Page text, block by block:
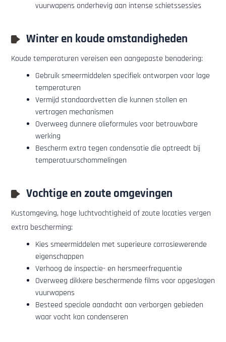
vuurwapens onderhevig aan intense schietssessies
Winter en koude omstandigheden
Koude temperaturen vereisen een aangepaste benadering:
Gebruik smeermiddelen specifiek ontworpen voor lage
temperaturen
Vermijd standaardvetten die kunnen stollen en
vertragen mechanismen
Overweeg dunnere olieformules voor betrouwbare
werking
Bescherm extra tegen condensatie die optreedt bij
temperatuurschommelingen
Vochtige en zoute omgevingen
Kustomgeving, hoge luchtvochtigheid of zoute locaties vergen
extra bescherming:
Kies smeermiddelen met superieure corrosiewerende
eigenschappen
Verhoog de inspectie- en hersmeerfrequentie
Overweeg dikkere beschermende films voor opgeslagen
vuurwapens
Besteed speciale aandacht aan verborgen gebieden
waar vocht kan condenseren